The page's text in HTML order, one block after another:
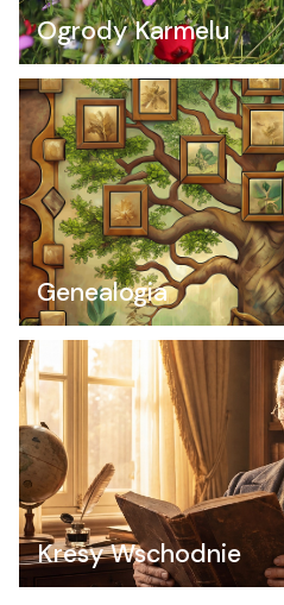
Ogrody Karmelu
Genealogia
Kresy Wschodnie